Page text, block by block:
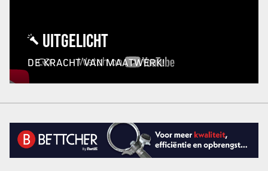
UITGELICHT
DE KRACHT VAN MAATWERK!